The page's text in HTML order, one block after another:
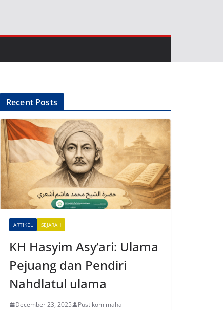
Recent Posts
ARTIKEL SEJARAH
KH Hasyim Asy’ari: Ulama
Pejuang dan Pendiri
Nahdlatul ulama
December 23, 2025 Pustikom maha